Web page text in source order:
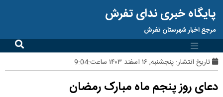
پایگاه خبری ندای تفرش
مرجع اخبار شهرستان تفرش
تاریخ انتشار: پنجشنبه, ۱۶ اسفند ۱۴۰۳ ساعت:9:04
دعای روز پنجم ماه مبارک رمضان